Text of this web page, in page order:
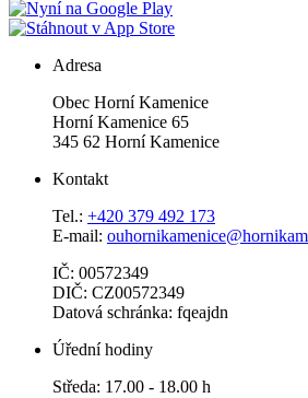
Adresa
Obec Horní Kamenice
Horní Kamenice 65
345 62 Horní Kamenice
Kontakt
Tel.: +420 379 492 173
E-mail:
IČ: 00572349
DIČ: CZ00572349
Datová schránka: fqeajdn
Úřední hodiny
Středa: 17.00 - 18.00 h